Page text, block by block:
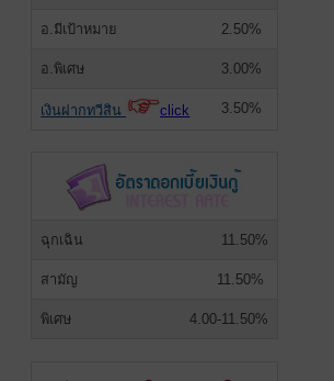
อ.มีเป้าหมาย 2.50%
อ.พิเศษ 3.00%
เงินฝากทวีสิน click 3.50%
ฉุกเฉิน 11.50%
สามัญ 11.50%
พิเศษ 4.00-11.50%